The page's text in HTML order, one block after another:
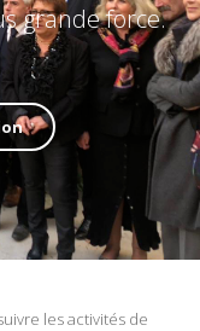
grande force.
les activités de